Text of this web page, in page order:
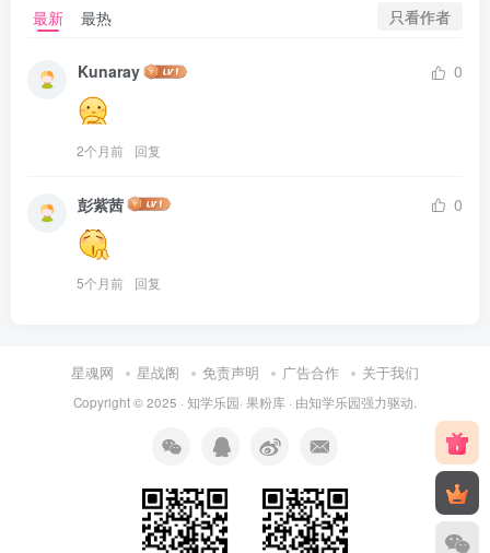
最新 最热 只看作者
Kunaray 0
2个月前 回复
彭紫茜 0
5个月前 回复
星魂网 星战阁 免责声明 广告合作 关于我们
Copyright © 2025 · 知学乐园· 果粉库 · 由知学乐园强力驱动.